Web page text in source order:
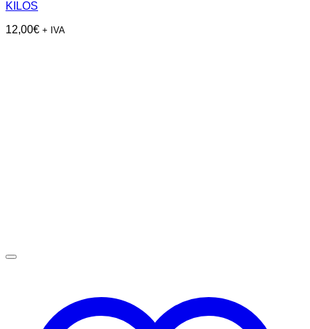
KILOS
12,00€ + IVA